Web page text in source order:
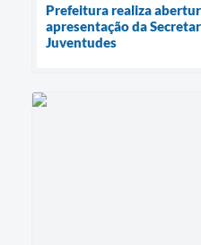
Prefeitura realiza
apresentação da
Juventudes